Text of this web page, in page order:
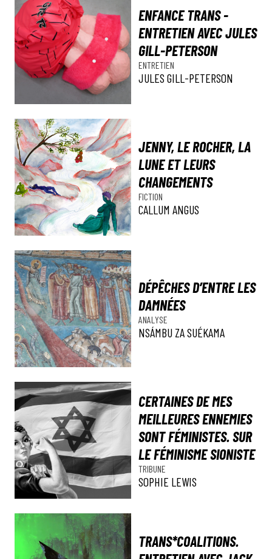
ENFANCE TRANS -
ENTRETIEN AVEC JULES
GILL-PETERSON
ENTRETIEN
JULES GILL-PETERSON
JENNY, LE ROCHER, LA
LUNE ET LEURS
CHANGEMENTS
FICTION
CALLUM ANGUS
DÉPÊCHES D’ENTRE LES
DAMNÉES
ANALYSE
NSÁMBU ZA SUÉKAMA
CERTAINES DE MES
MEILLEURES ENNEMIES
SONT FÉMINISTES. SUR
LE FÉMINISME SIONISTE
TRIBUNE
SOPHIE LEWIS
TRANS*COALITIONS.